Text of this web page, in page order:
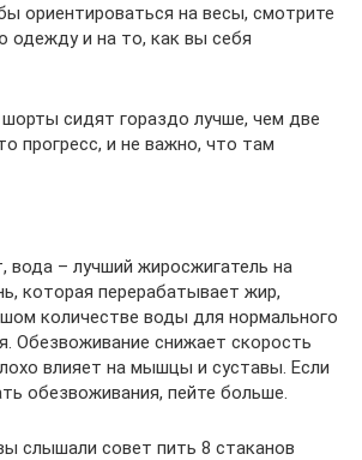
ориентироваться на весы, смотрите
одежду и на то, как вы себя
сидят гораздо лучше, чем две
прогресс, и не важно, что там
вода – лучший жиросжигатель на
которая перерабатывает жир,
количестве воды для нормального
Обезвоживание снижает скорость
влияет на мышцы и суставы. Если
обезвоживания, пейте больше.
слышали совет пить 8 стаканов